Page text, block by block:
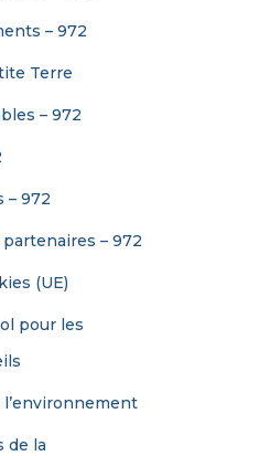
– 972
Terre
– 972
– 972
– 972
(UE)
pour les
de la